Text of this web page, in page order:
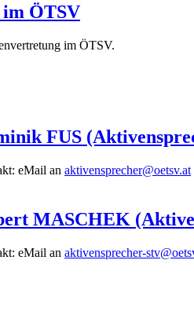
ÖTSV
im ÖTSV.
FUS
eMail an aktivensprecher@oetsv.at
MASCHEK
eMail an aktivensprecher-